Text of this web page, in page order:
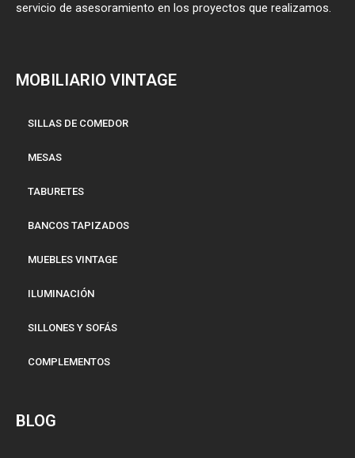
servicio de asesoramiento en los proyectos que realizamos.
MOBILIARIO VINTAGE
SILLAS DE COMEDOR
MESAS
TABURETES
BANCOS TAPIZADOS
MUEBLES VINTAGE
ILUMINACIÓN
SILLONES Y SOFÁS
COMPLEMENTOS
BLOG